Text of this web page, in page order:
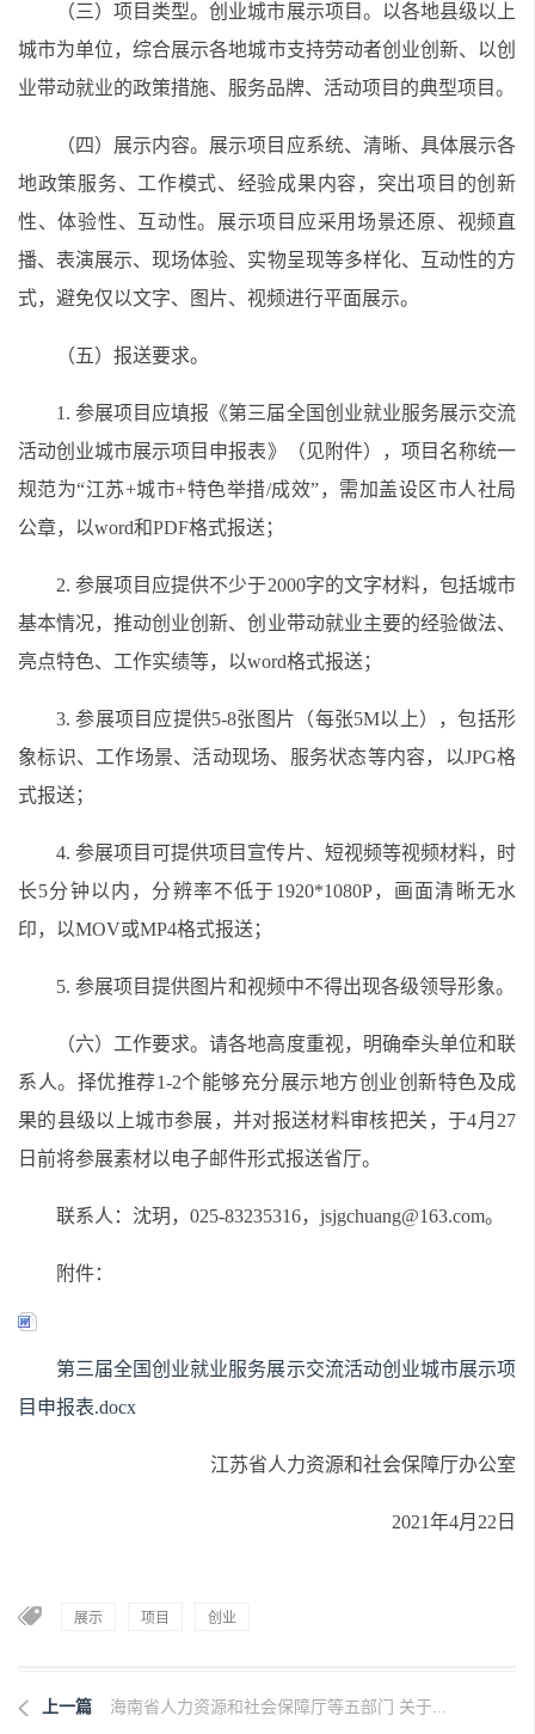
（三）项目类型。创业城市展示项目。以各地县级以上
城市为单位，综合展示各地城市支持劳动者创业创新、以创
业带动就业的政策措施、服务品牌、活动项目的典型项目。
（四）展示内容。展示项目应系统、清晰、具体展示各
地政策服务、工作模式、经验成果内容，突出项目的创新
性、体验性、互动性。展示项目应采用场景还原、视频直
播、表演展示、现场体验、实物呈现等多样化、互动性的方
式，避免仅以文字、图片、视频进行平面展示。
（五）报送要求。
1. 参展项目应填报《第三届全国创业就业服务展示交流
活动创业城市展示项目申报表》（见附件），项目名称统一
规范为“江苏+城市+特色举措/成效”，需加盖设区市人社局
公章，以word和PDF格式报送；
2. 参展项目应提供不少于2000字的文字材料，包括城市
基本情况，推动创业创新、创业带动就业主要的经验做法、
亮点特色、工作实绩等，以word格式报送；
3. 参展项目应提供5-8张图片（每张5M以上），包括形
象标识、工作场景、活动现场、服务状态等内容，以JPG格
式报送；
4. 参展项目可提供项目宣传片、短视频等视频材料，时
长5分钟以内，分辨率不低于1920*1080P，画面清晰无水
印，以MOV或MP4格式报送；
5. 参展项目提供图片和视频中不得出现各级领导形象。
（六）工作要求。请各地高度重视，明确牵头单位和联
系人。择优推荐1-2个能够充分展示地方创业创新特色及成
果的县级以上城市参展，并对报送材料审核把关，于4月27
日前将参展素材以电子邮件形式报送省厅。
联系人：沈玥，025-83235316，jsjgchuang@163.com。
附件：
第三届全国创业就业服务展示交流活动创业城市展示项
目申报表.docx
江苏省人力资源和社会保障厅办公室
2021年4月22日
展示 项目 创业
上一篇 海南省人力资源和社会保障厅等五部门 关于...